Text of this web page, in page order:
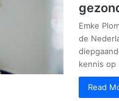
Emke
de
kennis
Read